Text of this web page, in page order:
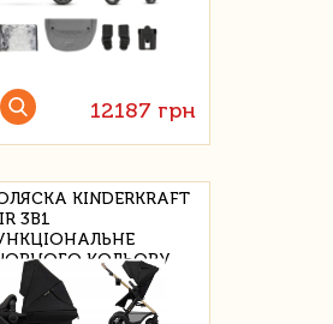
12187 грн
KINDERKRAFT
3В1
КОЛЬОРУ